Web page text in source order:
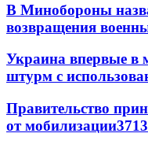
В Минобороны
возвращения
Украина впервые в
штурм с
Правительство
от мобилизации3713